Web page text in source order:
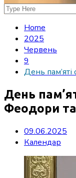
Home
2025
Червень
9
День
День
Феодори
09.06.2025
Календар